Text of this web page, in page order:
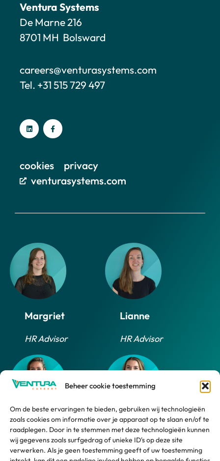
Beheer cookie toestemming
Om de beste ervaringen te bieden, gebruiken wij technologieën
zoals cookies om informatie over je apparaat op te slaan en/of te
raadplegen. Door in te stemmen met deze technologieën kunnen
wij gegevens zoals surfgedrag of unieke ID's op deze site
verwerken. Als je geen toestemming geeft of uw toestemming
Ventura Systems
De Marne 216
8701 MH Bolsward
careers@venturasystems.com
Tel. +31 515 729 497
cookies
privacy
venturasystems.com
Margriet
HR Advisor
Lianne
HR Advisor
Daphne
HR Advisor
Marlijn
HR Support